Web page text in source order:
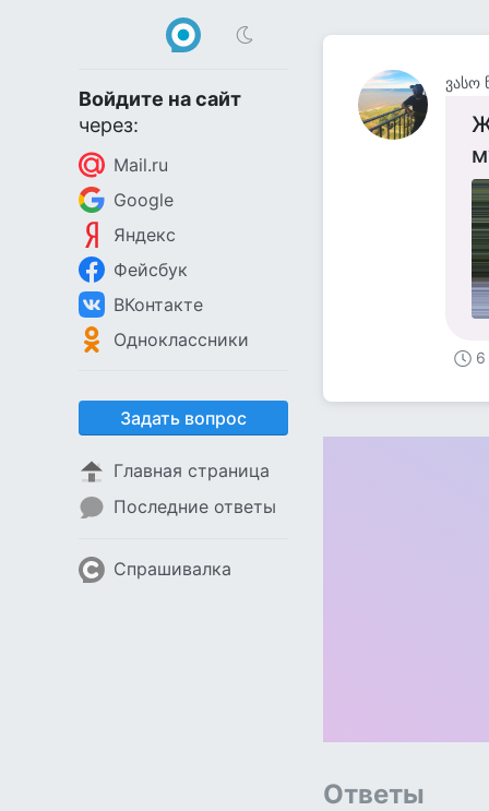
Войдите на сайт
через:
Mail.ru
Google
Яндекс
Фейсбук
ВКонтакте
Одноклассники
Задать вопрос
Главная страница
Последние ответы
Спрашивалка
ვასო
6
Ответы